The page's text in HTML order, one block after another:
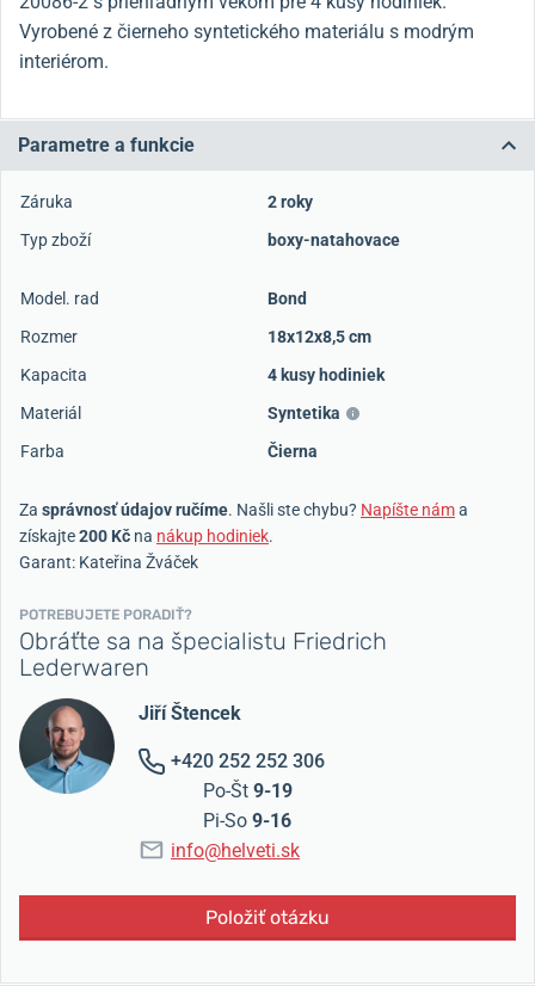
Vyrobené z čierneho syntetického materiálu s modrým
interiérom.
Parametre a funkcie
Záruka
2 roky
Typ zboží
boxy-natahovace
Model. rad
Bond
Rozmer
18x12x8,5 cm
Kapacita
4 kusy hodiniek
Materiál
Syntetika
Farba
Čierna
Za správnosť údajov ručíme. Našli ste chybu? Napíšte náma
získajte200 Kč na nákup hodiniek.
Garant: Kateřina Žváček
POTREBUJETE PORADIŤ?
Obráťte sa na špecialistu Friedrich
Lederwaren
Jiří Štencek
+420 252 252 306
Po-Št 9-19
Pi-So 9-16
info@helveti.sk
Položiť otázku